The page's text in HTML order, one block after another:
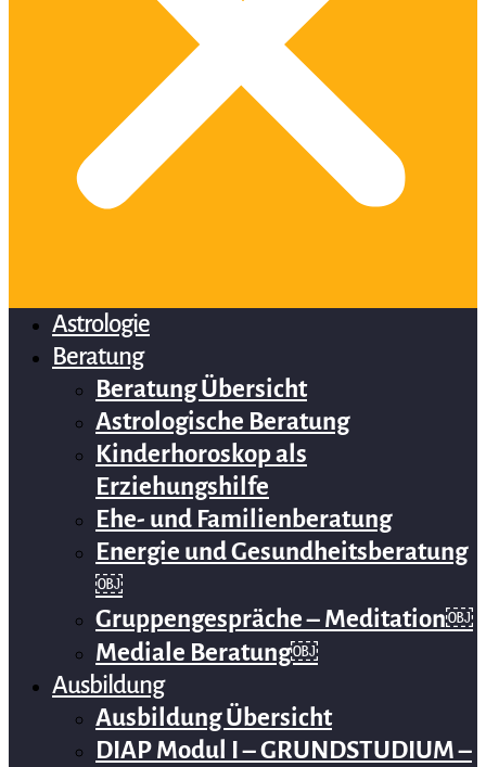
Astrologie
Beratung
Beratung Übersicht
Astrologische Beratung
Kinderhoroskop als
Erziehungshilfe
Ehe- und Familienberatung
Energie und Gesundheitsberatung
￼
Gruppengespräche – Meditation￼
Mediale Beratung￼
Ausbildung
Ausbildung Übersicht
DIAP Modul I – GRUNDSTUDIUM –